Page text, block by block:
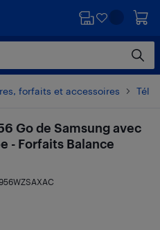
forfaits et accessoires
Go de Samsung avec
- Forfaits Balance